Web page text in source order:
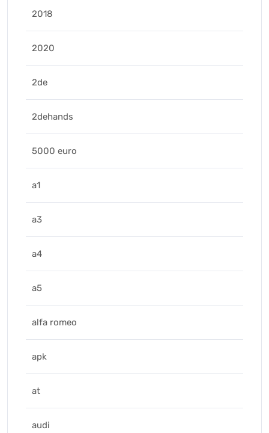
2018
2020
2de
2dehands
5000 euro
a1
a3
a4
a5
alfa romeo
apk
at
audi